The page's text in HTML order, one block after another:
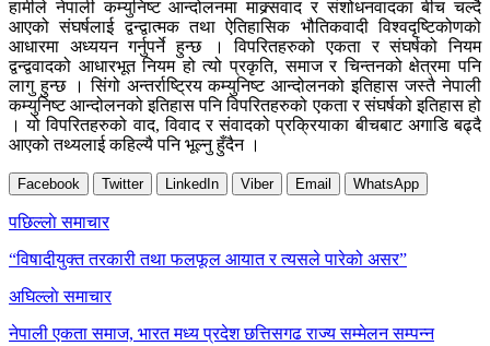
हामीले नेपाली कम्युनिष्ट आन्दोलनमा माक्र्सवाद र संशोधनवादका बीच चल्दै
आएको संघर्षलाई द्वन्द्वात्मक तथा ऐतिहासिक भौतिकवादी विश्वदृष्टिकोणको
आधारमा अध्ययन गर्नुपर्ने हुन्छ । विपरितहरुको एकता र संघर्षको नियम
द्वन्द्ववादको आधारभूत नियम हो त्यो प्रकृति, समाज र चिन्तनको क्षेत्रमा पनि
लागु हुन्छ । सिंगो अन्तर्राष्ट्रिय कम्युनिष्ट आन्दोलनको इतिहास जस्तै नेपाली
कम्युनिष्ट आन्दोलनको इतिहास पनि विपरितहरुको एकता र संघर्षको इतिहास हो
। यो विपरितहरुको वाद, विवाद र संवादको प्रक्रियाका बीचबाट अगाडि बढ्दै
आएको तथ्यलाई कहिल्यै पनि भूल्नु हुँदैन ।
Facebook Twitter LinkedIn Viber Email WhatsApp
Post
navigation
पछिल्लाे समाचार
“विषादीयुक्त तरकारी तथा फलफूल आयात र त्यसले पारेको असर”
अघिल्लाे समाचार
नेपाली एकता समाज, भारत मध्य प्रदेश छत्तिसगढ राज्य सम्मेलन सम्पन्न